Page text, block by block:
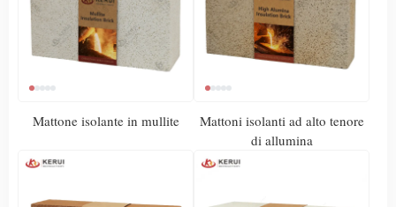
Mattone isolante in mullite
Mattoni isolanti ad alto tenore
di allumina